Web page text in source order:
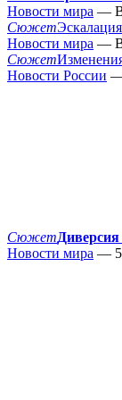
Новости мира —
Сюжет
Новости мира —
Сюжет
Новости России —
Сюжет
Новости мира — 5